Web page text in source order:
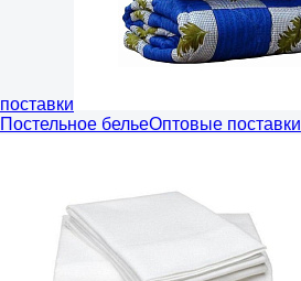
поставки
Постельное бельеОптовые поставки